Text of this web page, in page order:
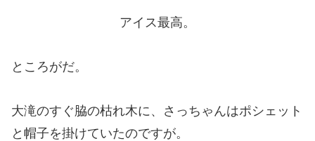
アイス最高。
ところがだ。
大滝のすぐ脇の枯れ木に、さっちゃんはポシェット
と帽子を掛けていたのですが。